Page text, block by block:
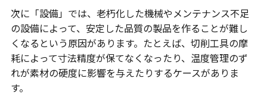
次に「設備」では、老朽化した機械やメンテナンス不足
の設備によって、安定した品質の製品を作ることが難し
くなるという原因があります。たとえば、切削工具の摩
耗によって寸法精度が保てなくなったり、温度管理のず
れが素材の硬度に影響を与えたりするケースがありま
す。